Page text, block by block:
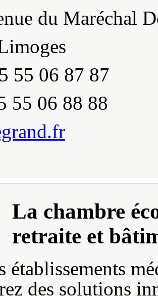
du Maréchal
55 06 87 87
55 06 88 88
La chambre
retraite et
établissements
des solutions